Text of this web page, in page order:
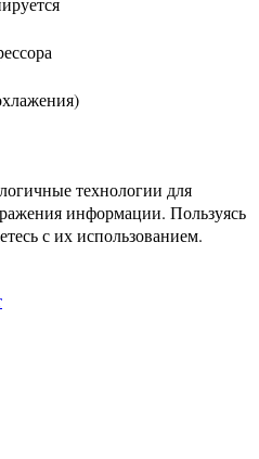
технологии для
информации. Пользуясь
с их использованием.